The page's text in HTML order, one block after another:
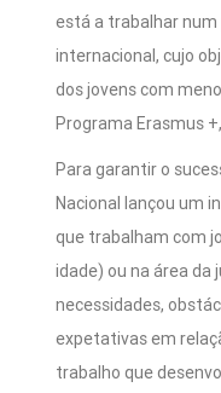
está a trabalhar
internacional, cujo
dos jovens com
Programa Erasmus
Para garantir o
Nacional lançou um
que trabalham com
idade) ou na área da
necessidades,
expetativas em
trabalho que